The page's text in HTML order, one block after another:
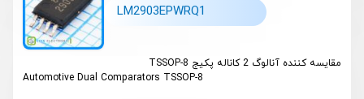
LM2903EPWRQ1
مقایسه کننده آنالوگ 2 کاناله پکیج TSSOP-8
Automotive Dual Comparators TSSOP-8